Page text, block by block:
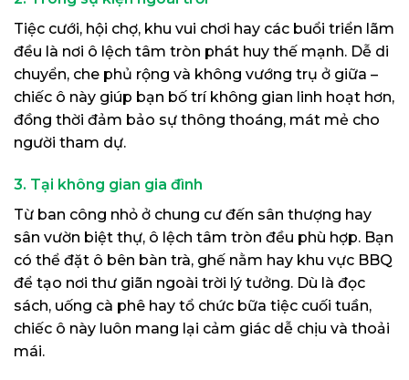
Tiệc cưới, hội chợ, khu vui chơi hay các buổi triển lãm
đều là nơi ô lệch tâm tròn phát huy thế mạnh. Dễ di
chuyển, che phủ rộng và không vướng trụ ở giữa –
chiếc ô này giúp bạn bố trí không gian linh hoạt hơn,
đồng thời đảm bảo sự thông thoáng, mát mẻ cho
người tham dự.
3. Tại không gian gia đình
Từ ban công nhỏ ở chung cư đến sân thượng hay
sân vườn biệt thự, ô lệch tâm tròn đều phù hợp. Bạn
có thể đặt ô bên bàn trà, ghế nằm hay khu vực BBQ
để tạo nơi thư giãn ngoài trời lý tưởng. Dù là đọc
sách, uống cà phê hay tổ chức bữa tiệc cuối tuần,
chiếc ô này luôn mang lại cảm giác dễ chịu và thoải
mái.